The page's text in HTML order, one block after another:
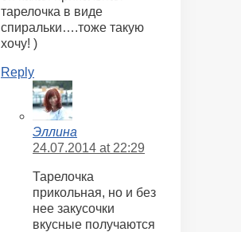
тарелочка в виде
спиральки….тоже такую
хочу! )
Reply
Эллина
24.07.2014 at 22:29
Тарелочка
прикольная, но и без
нее закусочки
вкусные получаются